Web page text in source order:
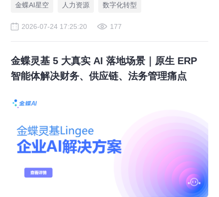
金蝶AI星空
人力资源 数字化转型
2026-07-24 17:25:20 177
金蝶灵基 5 大真实 AI 落地场景｜原生 ERP
智能体解决财务、供应链、法务管理痛点